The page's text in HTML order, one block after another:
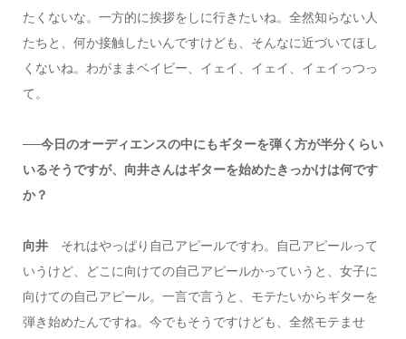
たくないな。一方的に挨拶をしに行きたいね。全然知らない人
たちと、何か接触したいんですけども、そんなに近づいてほし
くないね。わがままベイビー、イェイ、イェイ、イェイっつっ
て。
──今日のオーディエンスの中にもギターを弾く方が半分くらい
いるそうですが、向井さんはギターを始めたきっかけは何です
か？
向井それはやっぱり自己アピールですわ。自己アピールって
いうけど、どこに向けての自己アピールかっていうと、女子に
向けての自己アピール。一言で言うと、モテたいからギターを
弾き始めたんですね。今でもそうですけども、全然モテませ